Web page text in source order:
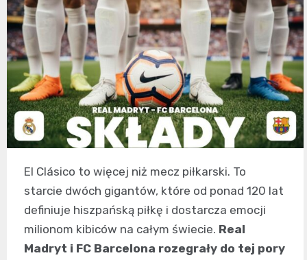
El Clásico to więcej niż mecz piłkarski. To
starcie dwóch gigantów, które od ponad 120 lat
definiuje hiszpańską piłkę i dostarcza emocji
milionom kibiców na całym świecie. Real
Madryt i FC Barcelona rozegrały do tej pory